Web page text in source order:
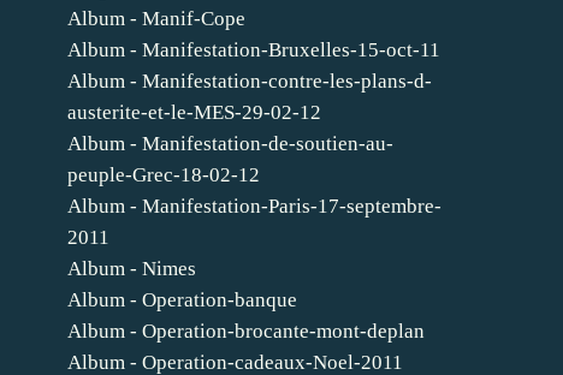
Album - Manif-Cope
Album - Manifestation-Bruxelles-15-oct-11
Album - Manifestation-contre-les-plans-d-
austerite-et-le-MES-29-02-12
Album - Manifestation-de-soutien-au-
peuple-Grec-18-02-12
Album - Manifestation-Paris-17-septembre-
2011
Album - Nimes
Album - Operation-banque
Album - Operation-brocante-mont-deplan
Album - Operation-cadeaux-Noel-2011